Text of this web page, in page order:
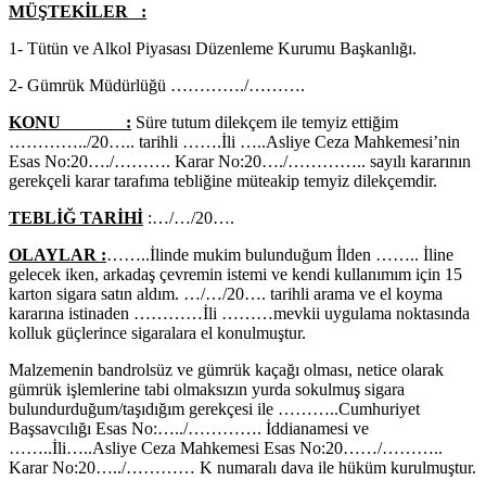
MÜŞTEKİLER :
1- Tütün ve Alkol Piyasası Düzenleme Kurumu Başkanlığı.
2- Gümrük Müdürlüğü …………./……….
KONU : Süre tutum dilekçem ile temyiz ettiğim
…………../20….. tarihli …….İli …..Asliye Ceza Mahkemesi’nin
Esas No:20…./………. Karar No:20…./………….. sayılı kararının
gerekçeli karar tarafıma tebliğine müteakip temyiz dilekçemdir.
TEBLİĞ TARİHİ :…/…/20….
OLAYLAR :……..İlinde mukim bulunduğum İlden …….. İline
gelecek iken, arkadaş çevremin istemi ve kendi kullanımım için 15
karton sigara satın aldım. …/…/20…. tarihli arama ve el koyma
kararına istinaden …………İli ………mevkii uygulama noktasında
kolluk güçlerince sigaralara el konulmuştur.
Malzemenin bandrolsüz ve gümrük kaçağı olması, netice olarak
gümrük işlemlerine tabi olmaksızın yurda sokulmuş sigara
bulundurduğum/taşıdığım gerekçesi ile ………..Cumhuriyet
Başsavcılığı Esas No:…../…………. İddianamesi ve
……..İli…..Asliye Ceza Mahkemesi Esas No:20……/………..
Karar No:20…../………… K numaralı dava ile hüküm kurulmuştur.